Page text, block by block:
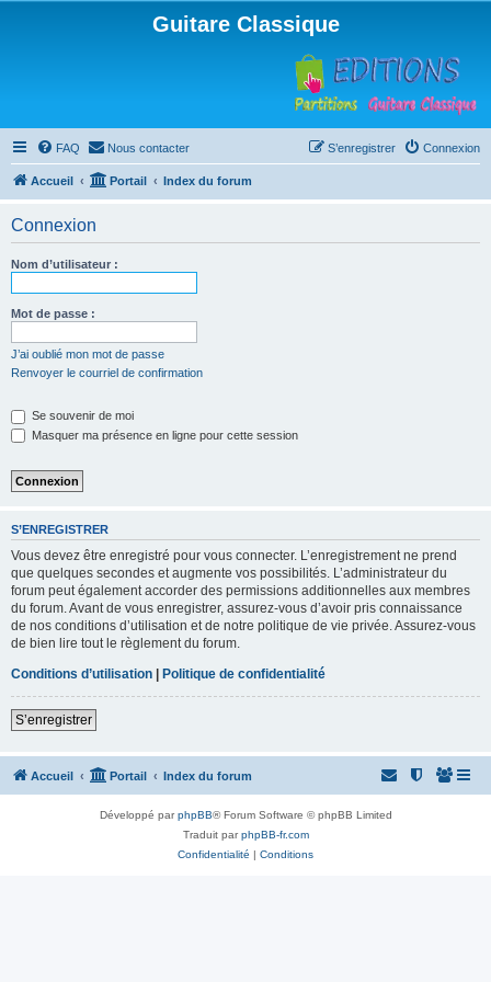
Guitare Classique
FAQ Nous contacter Connexion
S’enregistrer
Accueil Portail Index du forum
Connexion
Nom d’utilisateur :
Mot de passe :
J’ai oublié mon mot de passe
Renvoyer le courriel de confirmation
Se souvenir de moi
Masquer ma présence en ligne pour cette session
S’ENREGISTRER
Vous devez être enregistré pour vous connecter. L’enregistrement ne prend
que quelques secondes et augmente vos possibilités. L’administrateur du
forum peut également accorder des permissions additionnelles aux membres
du forum. Avant de vous enregistrer, assurez-vous d’avoir pris connaissance
de nos conditions d’utilisation et de notre politique de vie privée. Assurez-vous
de bien lire tout le règlement du forum.
Conditions d’utilisation | Politique de confidentialité
S’enregistrer
Accueil Portail Index du forum
Développé parphpBB® Forum Software © phpBB Limited
Traduit parphpBB-fr.com
Confidentialité | Conditions